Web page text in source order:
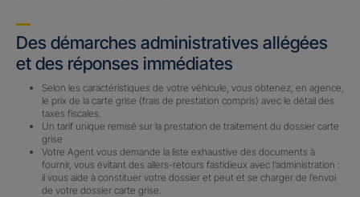
Des démarches administratives allégées
et des réponses immédiates
Selon les caractéristiques de votre véhicule, vous obtenez, en agence,
le prix de la carte grise (frais de prestation compris) avec le détail des
taxes fiscales.
Un tarif unique remisé sur la prestation de traitement du dossier carte
grise
Votre Agent vous demande la liste exhaustive des documents à
fournir, vous évitant des allers-retours fastidieux avec l’administration :
il vous aide à constituer votre dossier et peut et se charger de l’envoi
de votre dossier carte grise.